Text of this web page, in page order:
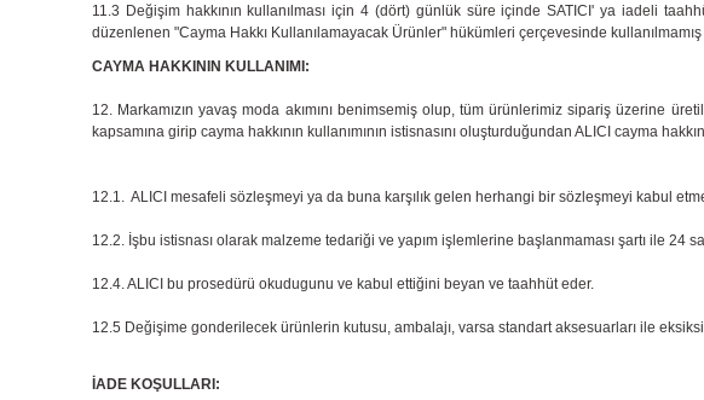
11.3 Değişim hakkının kullanılması için 4 (dört) günlük süre içinde SATICI' ya iadeli
düzenlenen "Cayma Hakkı Kullanılamayacak Ürünler" hükümleri çerçevesinde kullanılmamış
CAYMA HAKKININ KULLANIMI:
12. Markamızın yavaş moda akımını benimsemiş olup, tüm ürünlerimiz sipariş üzerine
kapsamına girip cayma hakkının kullanımının istisnasını oluşturduğundan ALICI cayma
12.1. ALICI mesafeli sözleşmeyi ya da buna karşılık gelen herhangi bir sözleşmeyi kabul
12.2. İşbu istisnası olarak malzeme tedariği ve yapım işlemlerine başlanmaması şartı ile 24
12.4. ALICI bu prosedürü okudugunu ve kabul ettiğini beyan ve taahhüt eder.
12.5 Değişime gonderilecek ürünlerin kutusu, ambalajı, varsa standart aksesuarları ile
İADE KOŞULLARI: